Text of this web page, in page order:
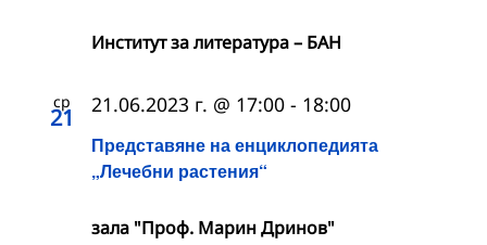
Институт за литература – БАН
ср
21
Представяне на енциклопедията
„Лечебни растения“
21.06.2023 г. @ 17:00 - 18:00
зала "Проф. Марин Дринов"